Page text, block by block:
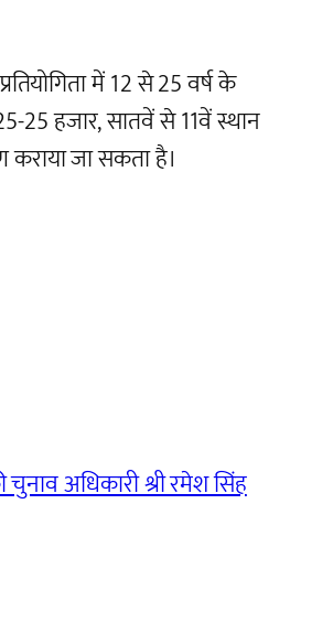
में 12 से 25 वर्ष के
25 हजार, सातवें से 11वें स्थान
जा सकता है।
अधिकारी श्री रमेश सिंह